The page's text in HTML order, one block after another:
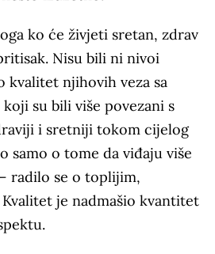
ko će živjeti sretan, zdrav
Nisu bili ni nivoi
kvalitet njihovih veza sa
su bili više povezani s
i sretniji tokom cijelog
samo o tome da viđaju više
radilo se o toplijim,
je nadmašio kvantitet